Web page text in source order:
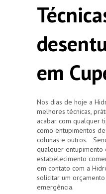
em
Nos dias de hoje a
melhores técnicas,
acabar com qualquer
como entupimentos
colunas e outros.
qualquer entupimento
estabelecimento
em contato com a
solicitar um
emergência.